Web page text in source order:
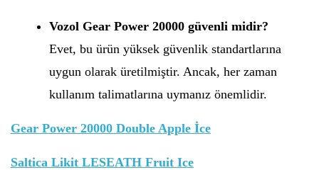
Vozol Gear Power 20000 güvenli midir?
Evet, bu ürün yüksek güvenlik standartlarına
uygun olarak üretilmiştir. Ancak, her zaman
kullanım talimatlarına uymanız önemlidir.
Gear Power 20000 Double Apple İce
Saltica Likit LESEATH Fruit Ice